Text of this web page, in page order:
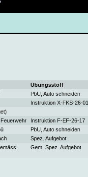
Übungsstoff
PbU, Auto schneiden
Instruktion X-FKS-26-01
Instruktion F-EF-26-17
PbU, Auto schneiden
Spez. Aufgebot
Gem. Spez. Aufgebot